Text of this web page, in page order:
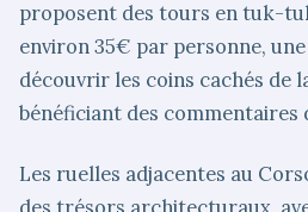
proposent des tours en tuk-
environ 35€ par personne,
découvrir les coins cachés de
bénéficiant des commentaires
Les ruelles adjacentes au